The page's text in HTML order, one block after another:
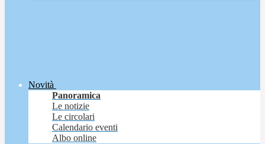
Novità
Panoramica
Le notizie
Le circolari
Calendario eventi
Albo online